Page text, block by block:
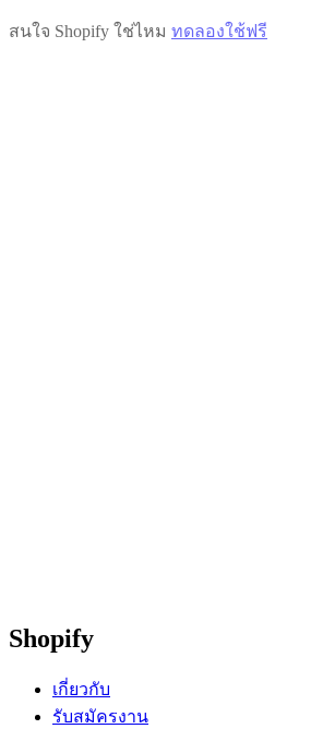
สนใจ Shopify ใช่ไหม ทดลองใช้ฟรี
Shopify
เกี่ยวกับ
รับสมัครงาน